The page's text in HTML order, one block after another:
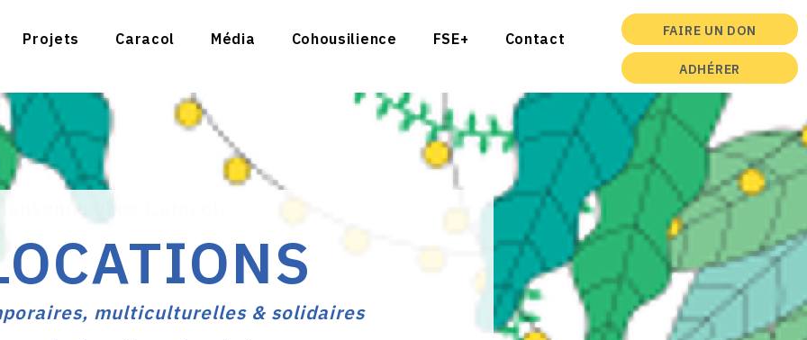
Projets Caracol Média Cohousilience FSE+ Contact FAIRE UN DON
ADHÉRER
chez Caracol,
multiculturelles & solidaires